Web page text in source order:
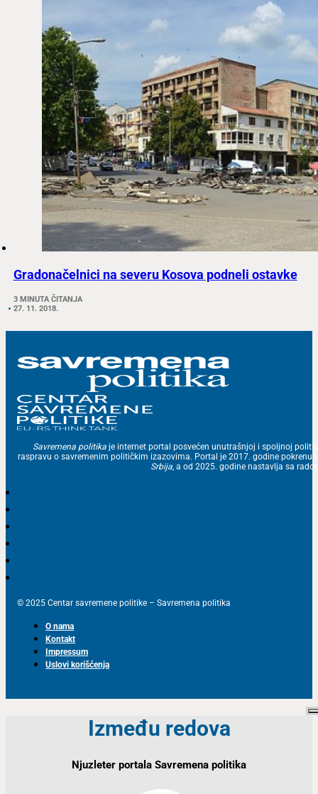
Gradonačelnici na severu Kosova podneli ostavke
3 MINUTA ČITANJA
27. 11. 2018.
Savremena politika je internet portal posvećen unutrašnjoj i spoljnoj
raspravu o savremenim političkim izazovima. Portal je 2017. godine
Srbija, a od 2025. godine nastavlja sa
© 2025 Centar savremene politike – Savremena politika
O nama
Kontakt
Impressum
Uslovi korišćenja
Između redova
Njuzleter portala Savremena politika